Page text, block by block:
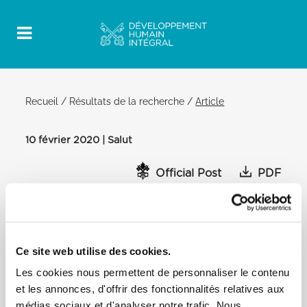
Ce site web utilise des cookies.
Les cookies nous permettent de personnaliser le contenu
et les annonces, d'offrir des fonctionnalités relatives aux
Recueil / Résultats de la recherche /Article
10 février 2020 | Salut
Official Post PDF
SALUT DU SAINT-PÈRE FRANÇOIS AUX
[…] Depuis leur fondation, les Chevaliers de Colomb
ont montré un dévouement inconditionnel au